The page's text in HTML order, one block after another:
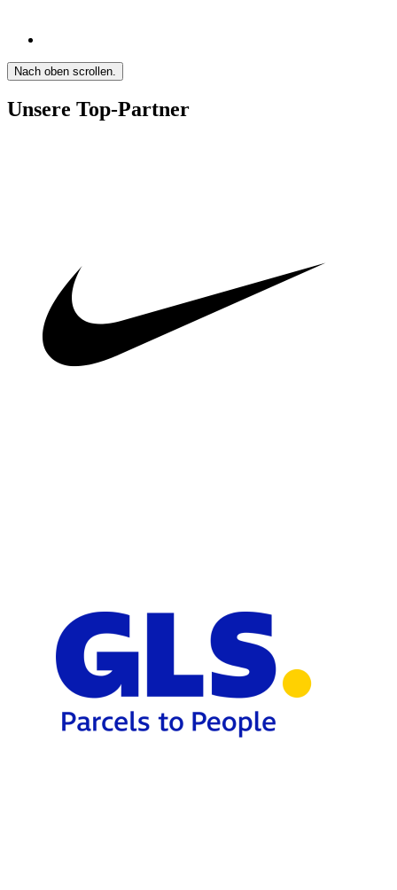
Nach oben scrollen.
Unsere Top-Partner